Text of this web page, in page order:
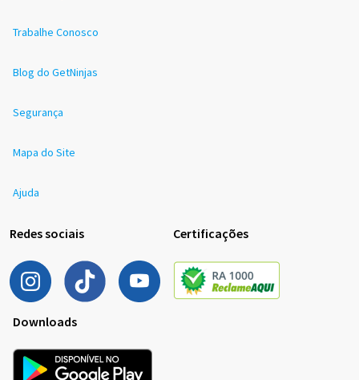
Trabalhe Conosco
Blog do GetNinjas
Segurança
Mapa do Site
Ajuda
Redes sociais Certificações
Downloads